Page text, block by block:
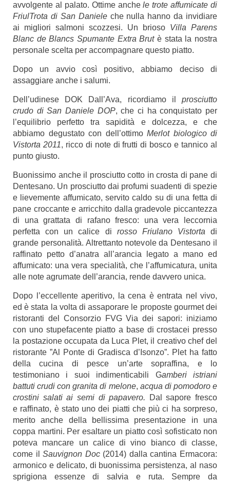
avvolgente al palato. Ottime anchele trote affumicate di
FriulTrota di San Daniele che nulla hanno da invidiare
ai migliori salmoni scozzesi. Un brioso Villa Parens
Blanc de Blancs Spumante Extra Brutè stata la nostra
personale scelta per accompagnare questo piatto.
Dopo un avvio così positivo, abbiamo deciso di
assaggiare anche i salumi.
Dell’udinese DOK Dall’Ava, ricordiamo ilprosciutto
crudo di San Daniele DOP, che ci ha conquistato per
l’equilibrio perfetto tra sapidità e dolcezza, e che
abbiamo degustato con dell’ottimo Merlot biologico di
Vistorta 2011, ricco di note di frutti di bosco e tannico al
punto giusto.
Buonissimo anche il prosciutto cotto in crosta di pane di
Dentesano. Un prosciutto dai profumi suadenti di spezie
e lievemente affumicato, servito caldo su di una fetta di
pane croccante e arricchito dalla gradevole piccantezza
di una grattata di rafano fresco: una vera leccornia
perfetta con un calice di rosso Friulano Vistorta di
grande personalità. Altrettanto notevole da Dentesano il
raffinato petto d’anatra all’arancia legato a mano ed
affumicato: una vera specialità, che l’affumicatura, unita
alle note agrumate dell’arancia, rende davvero unica.
Dopo l’eccellente aperitivo, la cena è entrata nel vivo,
ed è stata la volta di assaporare le proposte gourmet dei
ristoranti del Consorzio FVG Via dei sapori: iniziamo
con uno stupefacente piatto a base di crostacei presso
la postazione occupata da Luca Plet, il creativo chef del
ristorante ”Al Ponte di Gradisca d’Isonzo”. Plet ha fatto
della cucina di pesce un’arte sopraffina, e lo
testimoniano i suoi indimenticabili Gamberi istriani
battuti crudi con granita di melone, acqua di pomodoro e
crostini salati ai semi di papavero. Dal sapore fresco
e raffinato, è stato uno dei piatti che più ci ha sorpreso,
merito anche della bellissima presentazione in una
coppa martini. Per esaltare un piatto così sofisticato non
poteva mancare un calice di vino bianco di classe,
come ilSauvignon Doc(2014) dalla cantina Ermacora:
armonico e delicato, di buonissima persistenza, al naso
sprigiona essenze di salvia e ruta. Sempre da